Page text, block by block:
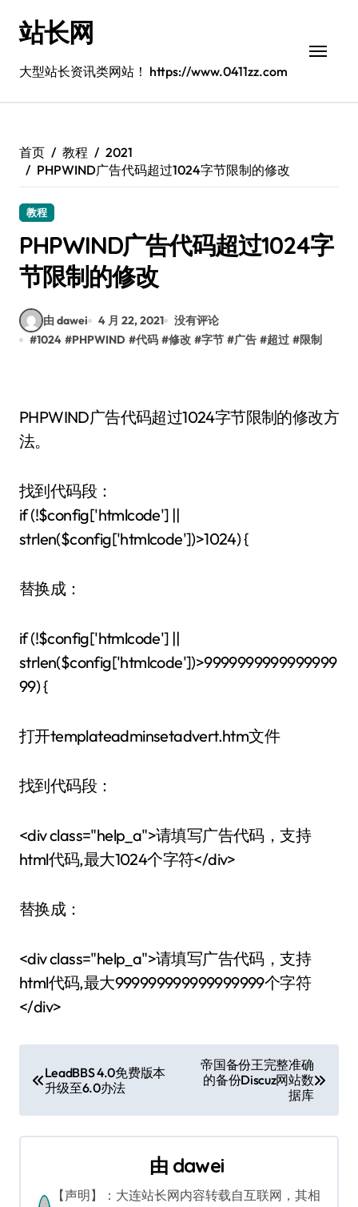
站长网
大型站长资讯类网站！ https://www.0411zz.com
首页 教程
2021
PHPWIND广告代码超过1024字节限制的修改
教程
PHPWIND广告代码超过1024字
节限制的修改
由 dawei 4 月 22, 2021
没有评论
#1024 #PHPWIND #代码 #修改 #字节 #广告 #超过 #限制
PHPWIND广告代码超过1024字节限制的修改方
法。
找到代码段：
if (!$config['htmlcode'] ||
strlen($config['htmlcode'])>1024) {
替换成：
if (!$config['htmlcode'] ||
strlen($config['htmlcode'])>9999999999999999
99) {
打开templateadminsetadvert.htm文件
找到代码段：
<div class="help_a">请填写广告代码，支持
html代码,最大1024个字符</div>
替换成：
<div class="help_a">请填写广告代码，支持
html代码,最大999999999999999999个字符
</div>
章
导
LeadBBS 4.0免费版本
升级至6.0办法
帝国备份王完整准确
的备份Discuz网站数
据库
由 dawei
【声明】：大连站长网内容转载自互联网，其相